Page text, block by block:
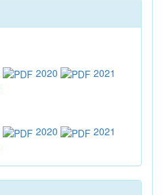
2020
2021
2020
2021